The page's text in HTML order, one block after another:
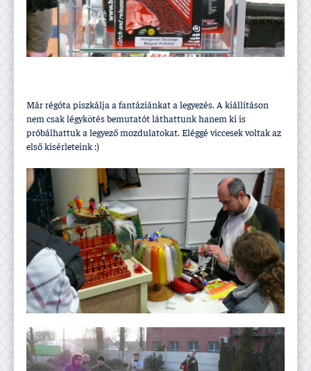
Már régóta piszkálja a fantáziánkat a legyezés. A kiállí­táson
nem csak légykötés bemutatót láthattunk hanem ki is
próbálhattuk a legyező mozdulatokat. Eléggé viccesek voltak az
első kí­sérleteink :)